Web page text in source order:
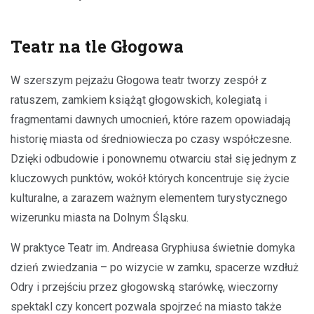
Teatr na tle Głogowa
W szerszym pejzażu Głogowa teatr tworzy zespół z
ratuszem, zamkiem książąt głogowskich, kolegiatą i
fragmentami dawnych umocnień, które razem opowiadają
historię miasta od średniowiecza po czasy współczesne.
Dzięki odbudowie i ponownemu otwarciu stał się jednym z
kluczowych punktów, wokół których koncentruje się życie
kulturalne, a zarazem ważnym elementem turystycznego
wizerunku miasta na Dolnym Śląsku.
W praktyce Teatr im. Andreasa Gryphiusa świetnie domyka
dzień zwiedzania – po wizycie w zamku, spacerze wzdłuż
Odry i przejściu przez głogowską starówkę, wieczorny
spektakl czy koncert pozwala spojrzeć na miasto także